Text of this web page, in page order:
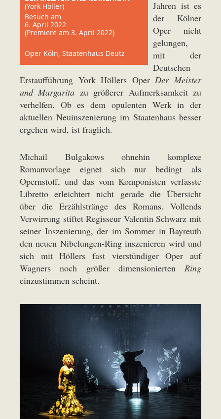
(York Höller)
Besuch am
6. April 2022
(Premiere am 3. April 2022)
Oper Köln, Staatenhaus Deutz
Jahren ist es
der Kölner
Oper nicht
gelungen,
mit der
Deutschen
Erstaufführung York Höllers Oper Der Meister
und Margarita zu größerer Aufmerksamkeit zu
verhelfen. Ob es dem opulenten Werk in der
aktuellen Neuinszenierung im Staatenhaus besser
ergehen wird, ist fraglich.
Michail Bulgakows ohnehin komplexe
Romanvorlage eignet sich nur bedingt als
Opernstoff, und das vom Komponisten verfasste
Libretto erleichtert nicht gerade die Übersicht
über die Erzählstränge des Romans. Vollends
Verwirrung stiftet Regisseur Valentin Schwarz mit
seiner Inszenierung, der im Sommer in Bayreuth
den neuen Nibelungen-Ring inszenieren wird und
sich mit Höllers fast vierstündiger Oper auf
Wagners noch größer dimensionierten Ring
einzustimmen scheint.